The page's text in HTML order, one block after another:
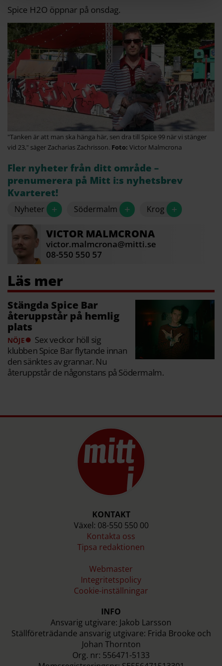
Spice H2O öppnar på onsdag.
"Tanken är att man ska hänga här, sen dra till Spice 99 när vi stänger
vid 23," säger Zacharias Zachrisson.
Victor Malmcrona
Fler nyheter från ditt område –
prenumerera på Mitt i:s nyhetsbrev
Kvarteret!
Nyheter + Södermalm + Krog +
VICTORMALMCRONA
victor.malmcrona@mitti.se
08-550 550 57
Stängda Spice Bar
återuppstår på hemlig
plats
NÖJE
Sex veckor höll sig
klubben Spice Bar flytande innan
den sänktes av grannar. Nu
återuppstår de någonstans på Södermalm.
KONTAKT
Växel: 08-550 550 00
Kontakta oss
Tipsa redaktionen
Webmaster
Integritetspolicy
Cookie-inställningar
INFO
Ansvarig utgivare: Jakob Larsson
Ställföreträdande ansvarig utgivare: Frida Brooke och
Johan Thornton
Org. nr: 556471-5133